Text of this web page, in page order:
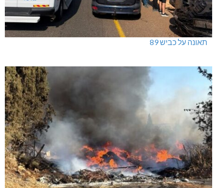
תאונה על כביש 89